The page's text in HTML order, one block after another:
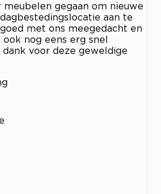
meubelen gegaan om nieuwe
aan te
met ons meegedacht en
nog eens erg snel
voor deze geweldige